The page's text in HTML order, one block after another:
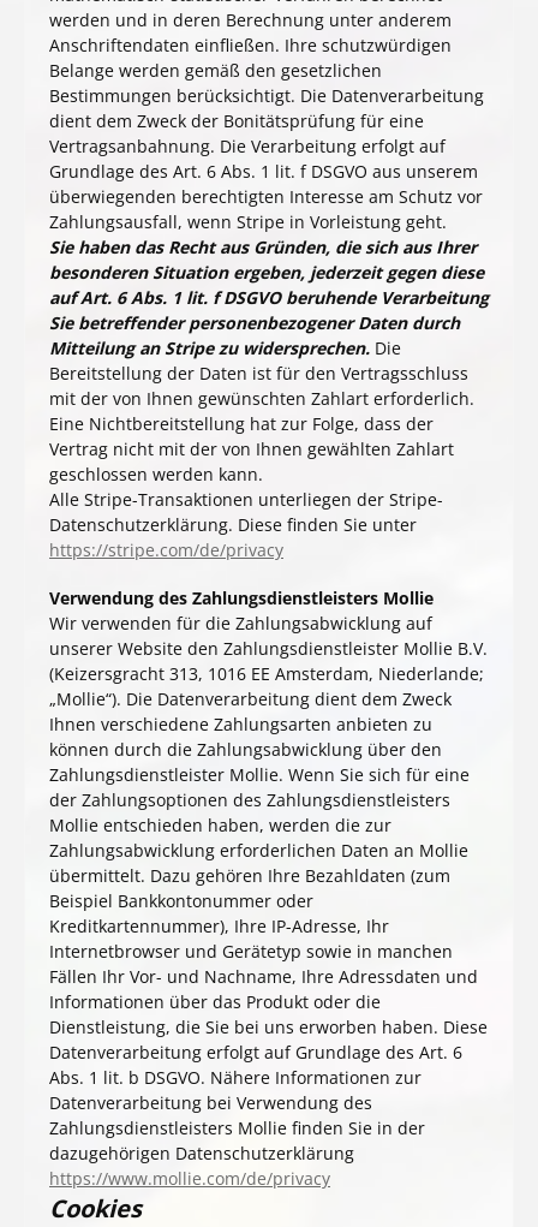
werden und in deren Berechnung unter anderem
Anschriftendaten einfließen. Ihre schutzwürdigen
Belange werden gemäß den gesetzlichen
Bestimmungen berücksichtigt. Die Datenverarbeitung
dient dem Zweck der Bonitätsprüfung für eine
Vertragsanbahnung. Die Verarbeitung erfolgt auf
Grundlage des Art. 6 Abs. 1 lit. f DSGVO aus unserem
überwiegenden berechtigten Interesse am Schutz vor
Zahlungsausfall, wenn Stripe in Vorleistung geht.
Sie haben das Recht aus Gründen, die sich aus Ihrer
besonderen Situation ergeben, jederzeit gegen diese
auf Art. 6 Abs. 1 lit. f DSGVO beruhende Verarbeitung
Sie betreffender personenbezogener Daten durch
Mitteilung an Stripe zu widersprechen. Die
Bereitstellung der Daten ist für den Vertragsschluss
mit der von Ihnen gewünschten Zahlart erforderlich.
Eine Nichtbereitstellung hat zur Folge, dass der
Vertrag nicht mit der von Ihnen gewählten Zahlart
geschlossen werden kann.
Alle Stripe-Transaktionen unterliegen der Stripe-
Datenschutzerklärung. Diese finden Sie unter
https://stripe.com/de/privacy
Verwendung des Zahlungsdienstleisters Mollie
Wir verwenden für die Zahlungsabwicklung auf
unserer Website den Zahlungsdienstleister Mollie B.V.
(Keizersgracht 313, 1016 EE Amsterdam, Niederlande;
„Mollie“). Die Datenverarbeitung dient dem Zweck
Ihnen verschiedene Zahlungsarten anbieten zu
können durch die Zahlungsabwicklung über den
Zahlungsdienstleister Mollie. Wenn Sie sich für eine
der Zahlungsoptionen des Zahlungsdienstleisters
Mollie entschieden haben, werden die zur
Zahlungsabwicklung erforderlichen Daten an Mollie
übermittelt. Dazu gehören Ihre Bezahldaten (zum
Beispiel Bankkontonummer oder
Kreditkartennummer), Ihre IP-Adresse, Ihr
Internetbrowser und Gerätetyp sowie in manchen
Fällen Ihr Vor- und Nachname, Ihre Adressdaten und
Informationen über das Produkt oder die
Dienstleistung, die Sie bei uns erworben haben. Diese
Datenverarbeitung erfolgt auf Grundlage des Art. 6
Abs. 1 lit. b DSGVO. Nähere Informationen zur
Datenverarbeitung bei Verwendung des
Zahlungsdienstleisters Mollie finden Sie in der
dazugehörigen Datenschutzerklärung
https://www.mollie.com/de/privacy
Cookies